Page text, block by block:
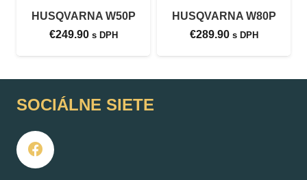
HUSQVARNA W50P
€249.90 s DPH
HUSQVARNA W80P
€289.90 s DPH
SOCIÁLNE SIETE